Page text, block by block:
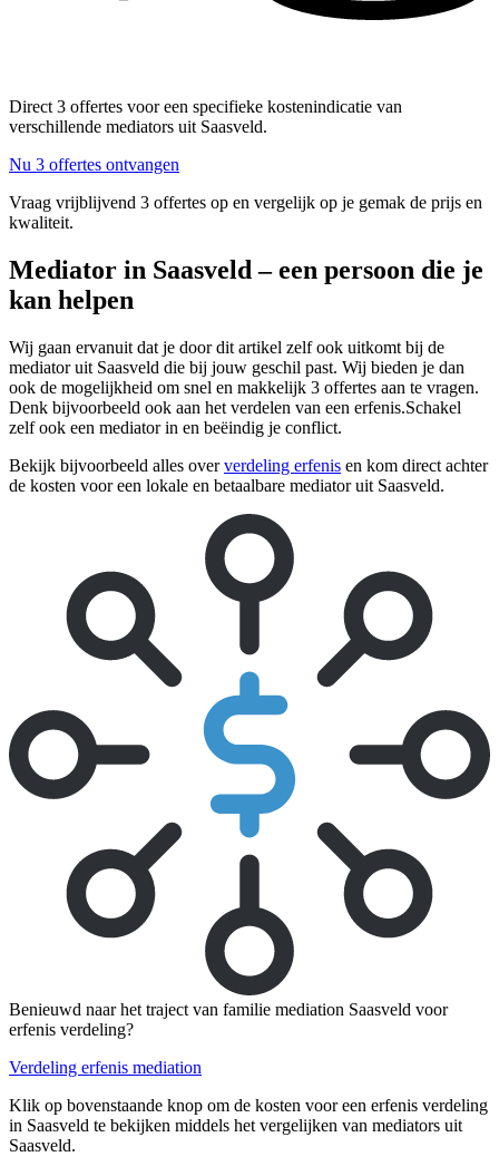
Direct 3 offertes voor een specifieke kostenindicatie van
verschillende mediators uit Saasveld.
Nu 3 offertes ontvangen
Vraag vrijblijvend 3 offertes op en vergelijk op je gemak de prijs en
kwaliteit.
Mediator in Saasveld – een persoon die je
kan helpen
Wij gaan ervanuit dat je door dit artikel zelf ook uitkomt bij de
mediator uit Saasveld die bij jouw geschil past. Wij bieden je dan
ook de mogelijkheid om snel en makkelijk 3 offertes aan te vragen.
Denk bijvoorbeeld ook aan het verdelen van een erfenis.Schakel
zelf ook een mediator in en beëindig je conflict.
Bekijk bijvoorbeeld alles oververdeling erfenis en kom direct achter
de kosten voor een lokale en betaalbare mediator uit Saasveld.
Benieuwd naar het traject van familie mediation Saasveld voor
erfenis verdeling?
Verdeling erfenis mediation
Klik op bovenstaande knop om de kosten voor een erfenis verdeling
in Saasveld te bekijken middels het vergelijken van mediators uit
Saasveld.